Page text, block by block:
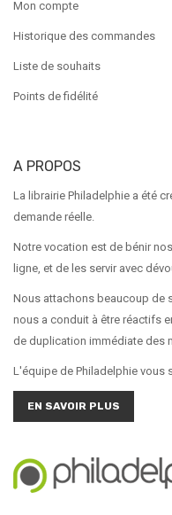
Mon compte
Historique des commandes
Liste de souhaits
Points de fidélité
A PROPOS
La librairie Philadelphie a été
demande réelle.
Notre vocation est de bénir
ligne, et de les servir avec
Nous attachons beaucoup de
nous a conduit à être réactifs
de duplication immédiate des
L'équipe de Philadelphie vous
EN SAVOIR PLUS